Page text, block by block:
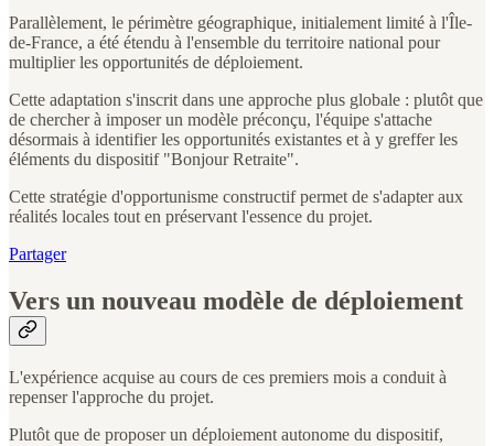
Parallèlement, le périmètre géographique, initialement limité à l'Île-
de-France, a été étendu à l'ensemble du territoire national pour
multiplier les opportunités de déploiement.
Cette adaptation s'inscrit dans une approche plus globale : plutôt que
de chercher à imposer un modèle préconçu, l'équipe s'attache
désormais à identifier les opportunités existantes et à y greffer les
éléments du dispositif "Bonjour Retraite".
Cette stratégie d'opportunisme constructif permet de s'adapter aux
réalités locales tout en préservant l'essence du projet.
Partager
Vers un nouveau modèle de déploiement
L'expérience acquise au cours de ces premiers mois a conduit à
repenser l'approche du projet.
Plutôt que de proposer un déploiement autonome du dispositif,